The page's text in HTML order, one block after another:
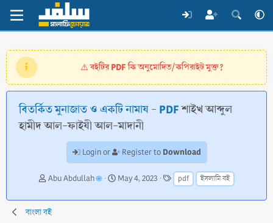
⚠️বইটির PDF কি অনুমোদিত/কপিরাইট মুক্ত?
বিতর্কিত মুনাজাত ও একটি নামায - PDFশাইখ আব্দুল
হামীদ আল-ফাইযী আল-মাদানী
Login or Register to Download
A
t
h
Abu Abdullah
C
e
May 4, 2023
T
a
g
pdf ইসলামি বই
বাংলা বই